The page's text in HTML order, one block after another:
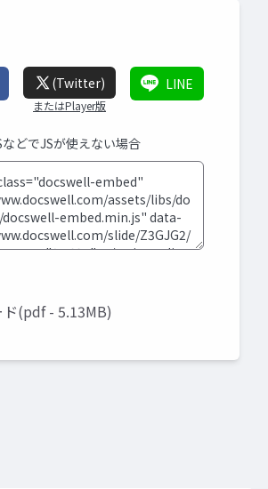
(Twitter)
またはPlayer版
LINE
などでJSが使えない場合
(pdf - 5.13MB)